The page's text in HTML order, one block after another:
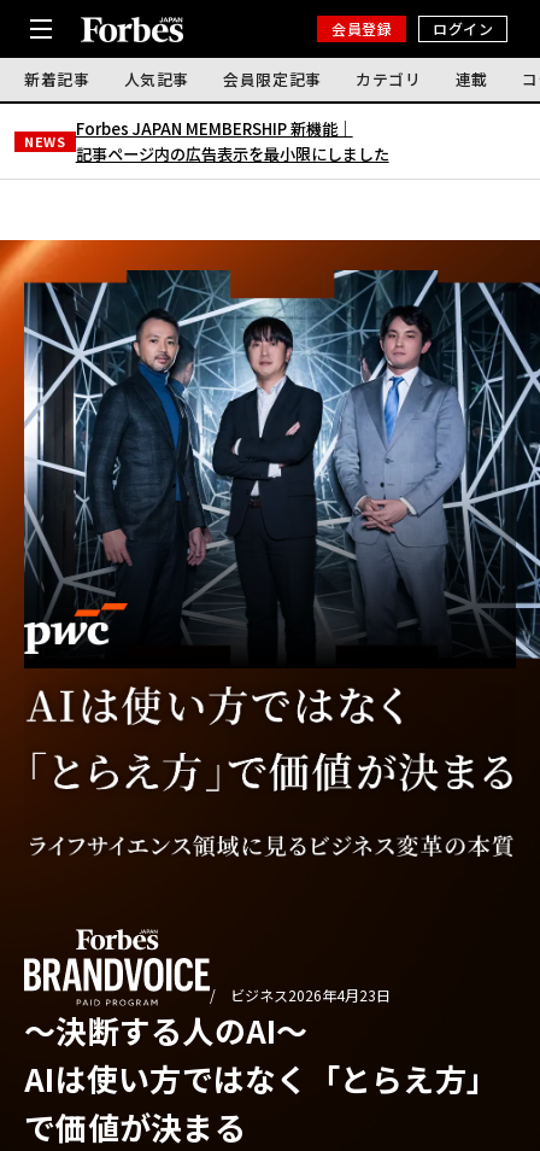
会員登録 ログイン
新着記事 人気記事 会員限定記事 カテゴリ 連載
NEWS
Forbes JAPAN MEMBERSHIP 新機能｜
記事ページ内の広告表示を最小限にしました
/ ビジネス2026年4月23日
〜決断する人のAI〜
AIは使い方ではなく「とらえ方」
で価値が決まる